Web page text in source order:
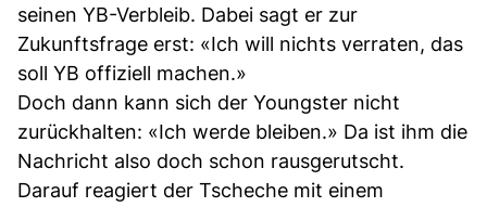
seinen YB-Verbleib. Dabei sagt er zur
Zukunftsfrage erst: «Ich will nichts verraten, das
soll YB offiziell machen.»
Doch dann kann sich der Youngster nicht
zurückhalten: «Ich werde bleiben.» Da ist ihm die
Nachricht also doch schon rausgerutscht.
Darauf reagiert der Tscheche mit einem